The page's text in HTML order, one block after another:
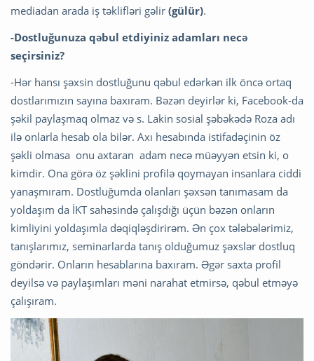
mediadan arada iş təklifləri gəlir (gülür).
-Dostluğunuza qəbul etdiyiniz adamları necə
seçirsiniz?
-Hər hansı şəxsin dostluğunu qəbul edərkən ilk öncə ortaq
dostlarımızın sayına baxıram. Bəzən deyirlər ki, Facebook-da
şəkil paylaşmaq olmaz və s. Lakin sosial şəbəkədə Roza adı
ilə onlarla hesab ola bilər. Axı hesabında istifadəçinin öz
şəkli olmasa onu axtaran adam necə müəyyən etsin ki, o
kimdir. Ona görə öz şəklini profilə qoymayan insanlara ciddi
yanaşmıram. Dostluğumda olanları şəxsən tanımasam da
yoldaşım da İKT sahəsində çalışdığı üçün bəzən onların
kimliyini yoldaşımla dəqiqləşdirirəm. Ən çox tələbələrimiz,
tanışlarımız, seminarlarda tanış olduğumuz şəxslər dostluq
göndərir. Onların hesablarına baxıram. Əgər saxta profil
deyilsə və paylaşımları məni narahat etmirsə, qəbul etməyə
çalışıram.